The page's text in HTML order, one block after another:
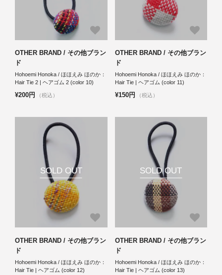
OTHER BRAND / その他ブラン
ド
Hohoemi Honoka / ほほえみ ほのか：
Hair Tie 2 | ヘアゴム 2 (color 10)
¥200円 （税込）
OTHER BRAND / その他ブラン
ド
Hohoemi Honoka / ほほえみ ほのか：
Hair Tie | ヘアゴム (color 11)
¥150円 （税込）
SOLD OUT
OTHER BRAND / その他ブラン
ド
Hohoemi Honoka / ほほえみ ほのか：
Hair Tie | ヘアゴム (color 12)
SOLD OUT
OTHER BRAND / その他ブラン
ド
Hohoemi Honoka / ほほえみ ほのか：
Hair Tie | ヘアゴム (color 13)